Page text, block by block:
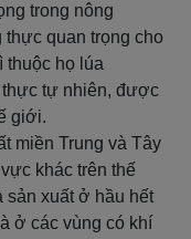
trong nông
quan trọng cho
thuộc họ lúa
tự nhiên, được
giới.
miền Trung và Tây
khác trên thế
sản xuất ở hầu hết
ở các vùng có khí